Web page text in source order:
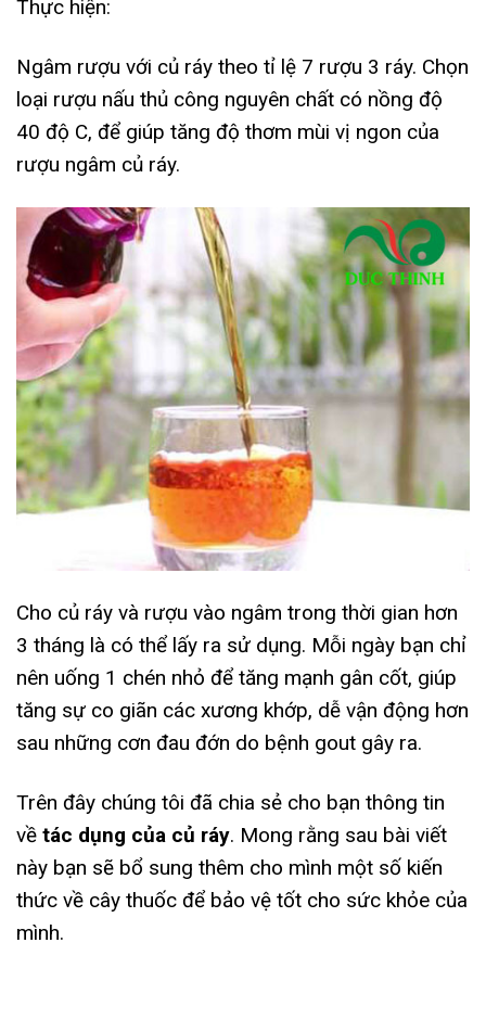
Thực hiện:
Ngâm rượu với củ ráy theo tỉ lệ 7 rượu 3 ráy. Chọn
loại rượu nấu thủ công nguyên chất có nồng độ
40 độ C, để giúp tăng độ thơm mùi vị ngon của
rượu ngâm củ ráy.
Cho củ ráy và rượu vào ngâm trong thời gian hơn
3 tháng là có thể lấy ra sử dụng. Mỗi ngày bạn chỉ
nên uống 1 chén nhỏ để tăng mạnh gân cốt, giúp
tăng sự co giãn các xương khớp, dễ vận động hơn
sau những cơn đau đớn do bệnh gout gây ra.
Trên đây chúng tôi đã chia sẻ cho bạn thông tin
về tác dụng của củ ráy. Mong rằng sau bài viết
này bạn sẽ bổ sung thêm cho mình một số kiến
thức về cây thuốc để bảo vệ tốt cho sức khỏe của
mình.